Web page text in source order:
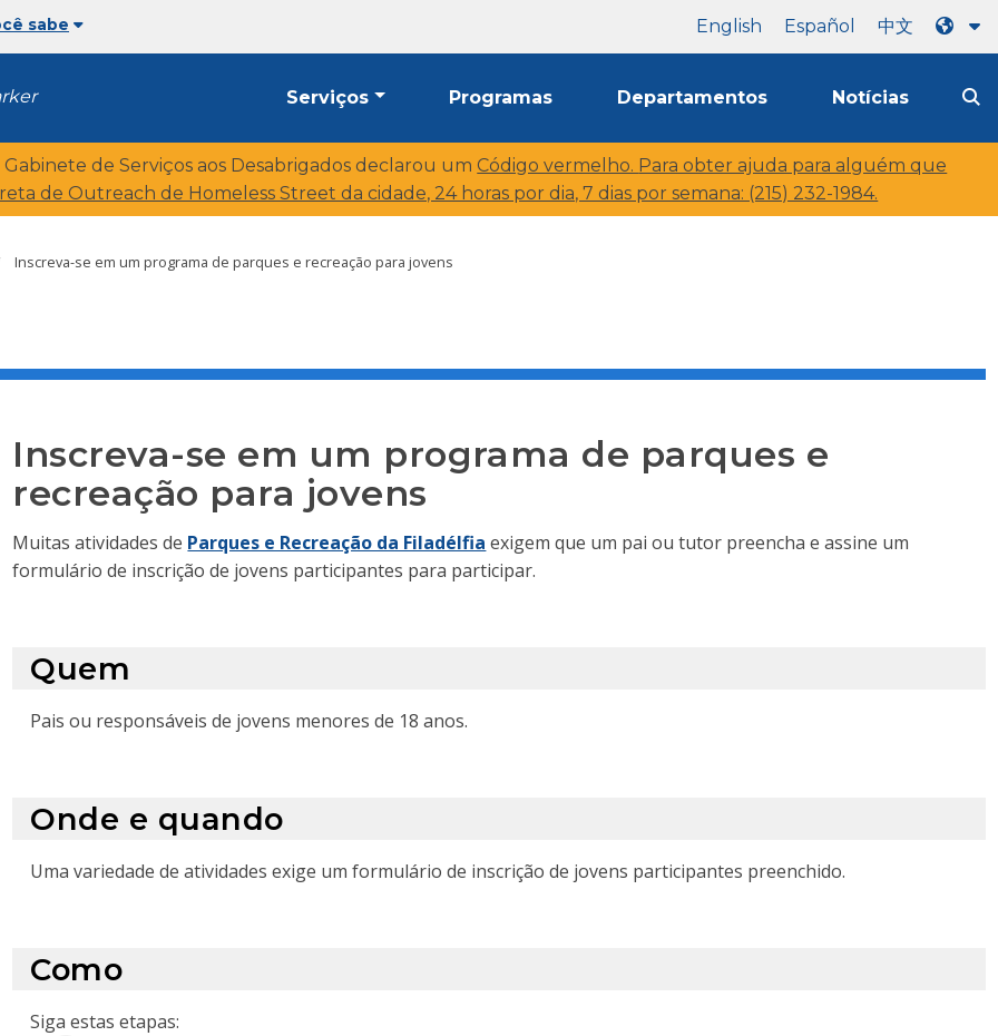
sabe English Español 中文
Serviços Programas Departamentos Notícias
de Serviços aos Desabrigados declarou um Código vermelho. Para obter ajuda para alguém que
de Outreach de Homeless Street da cidade, 24 horas por dia, 7 dias por semana: (215) 232-1984.
Inscreva-se em um programa de parques e recreação para jovens
Inscreva-se em um programa de parques e
recreação para jovens
Muitas atividades de Parques e Recreação da Filadélfia exigem que um pai ou tutor preencha e assine um
formulário de inscrição de jovens participantes para participar.
Quem
Pais ou responsáveis de jovens menores de 18 anos.
Onde e quando
Uma variedade de atividades exige um formulário de inscrição de jovens participantes preenchido.
Como
Siga estas etapas: